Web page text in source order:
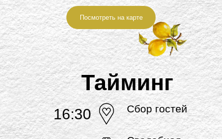
Посмотреть на карте
16:30
Тайминг
Сбор гостей